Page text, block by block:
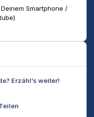
Smartphone /
Erzähl’s weiter!